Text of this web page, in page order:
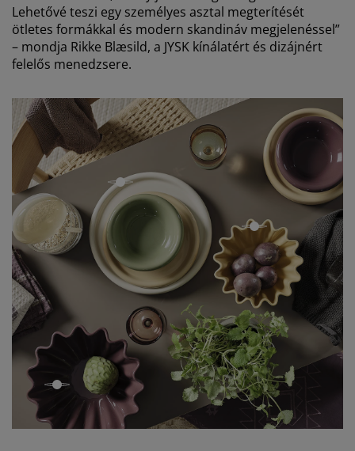
Lehetővé teszi egy személyes asztal megterítését
ötletes formákkal és modern skandináv megjelenéssel”
– mondja Rikke Blæsild, a JYSK kínálatért és dizájnért
felelős menedzsere.
open
open
open